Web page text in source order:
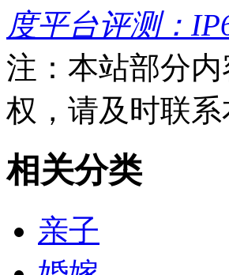
度平台评测：
注：本站部分
权，请及时联
相关分类
亲子